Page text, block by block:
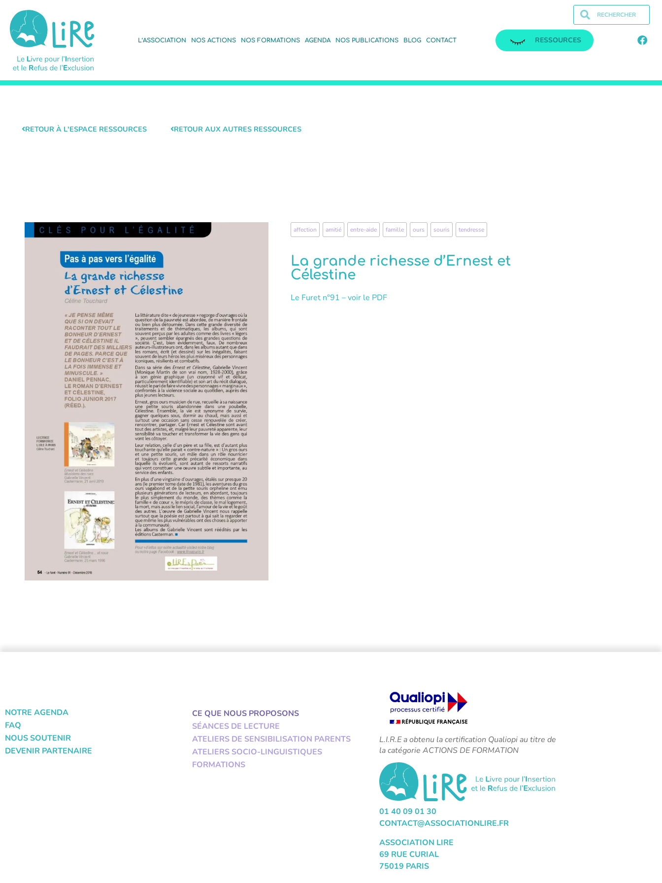
L’ASSOCIATION NOS ACTIONS NOS FORMATIONS AGENDA NOS PUBLICATIONS BLOG CONTACT RESSOURCES
RETOUR À L'ESPACE RESSOURCES RETOUR AUX AUTRES RESSOURCES
affection amitié entre-aide famille ours souris tendresse
La grande richesse d’Ernest et
Célestine
Le Furet n°91 – voir le PDF
NOTRE AGENDA
FAQ
NOUS SOUTENIR
DEVENIR PARTENAIRE
CE QUE NOUS PROPOSONS
SÉANCES DE LECTURE
ATELIERS DE SENSIBILISATION PARENTS
ATELIERS SOCIO-LINGUISTIQUES
FORMATIONS
L.I.R.E a obtenu la certification Qualiopi au titre de
la catégorie ACTIONS DE FORMATION
01 40 09 01 30
CONTACT@ASSOCIATIONLIRE.FR
ASSOCIATION LIRE
69 RUE CURIAL
75019 PARIS